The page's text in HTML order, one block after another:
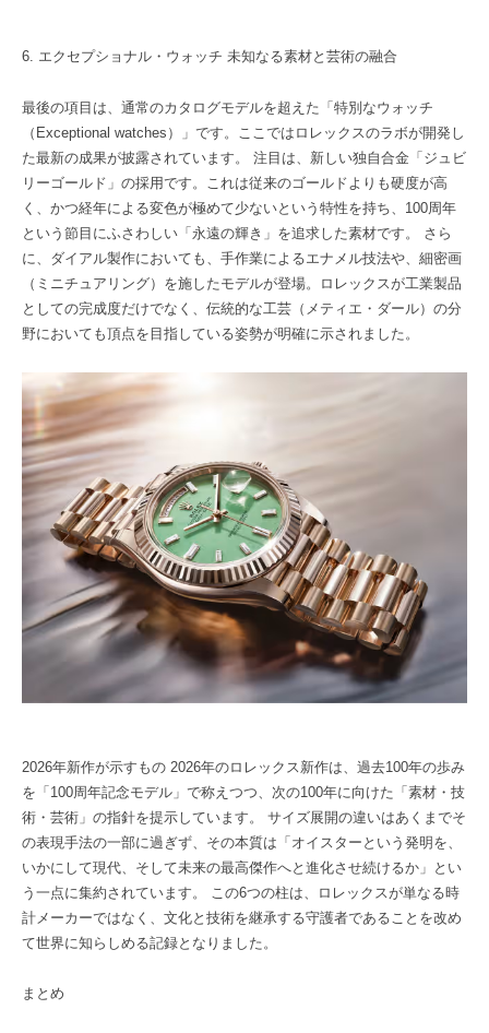
6. エクセプショナル・ウォッチ 未知なる素材と芸術の融合
最後の項目は、通常のカタログモデルを超えた「特別なウォッチ
（Exceptional watches）」です。ここではロレックスのラボが開発し
た最新の成果が披露されています。 注目は、新しい独自合金「ジュビ
リーゴールド」の採用です。これは従来のゴールドよりも硬度が高
く、かつ経年による変色が極めて少ないという特性を持ち、100周年
という節目にふさわしい「永遠の輝き」を追求した素材です。 さら
に、ダイアル製作においても、手作業によるエナメル技法や、細密画
（ミニチュアリング）を施したモデルが登場。ロレックスが工業製品
としての完成度だけでなく、伝統的な工芸（メティエ・ダール）の分
野においても頂点を目指している姿勢が明確に示されました。
2026年新作が示すもの 2026年のロレックス新作は、過去100年の歩み
を「100周年記念モデル」で称えつつ、次の100年に向けた「素材・技
術・芸術」の指針を提示しています。 サイズ展開の違いはあくまでそ
の表現手法の一部に過ぎず、その本質は「オイスターという発明を、
いかにして現代、そして未来の最高傑作へと進化させ続けるか」とい
う一点に集約されています。 この6つの柱は、ロレックスが単なる時
計メーカーではなく、文化と技術を継承する守護者であることを改め
て世界に知らしめる記録となりました。
まとめ